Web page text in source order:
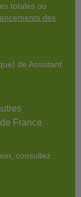
totales ou
des
de Assistant
France
consultez